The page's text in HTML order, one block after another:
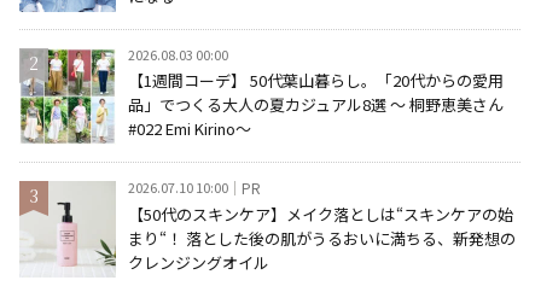
2026.08.03 00:00
【1週間コーデ】 50代葉山暮らし。「20代からの愛用
品」でつくる大人の夏カジュアル8選 ～ 桐野恵美さん
#022 Emi Kirino～
2026.07.10 10:00 PR
【50代のスキンケア】メイク落としは“スキンケアの始
まり“！ 落とした後の肌がうるおいに満ちる、新発想の
クレンジングオイル